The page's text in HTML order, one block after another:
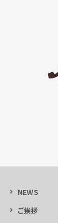
NEWS
ご挨拶